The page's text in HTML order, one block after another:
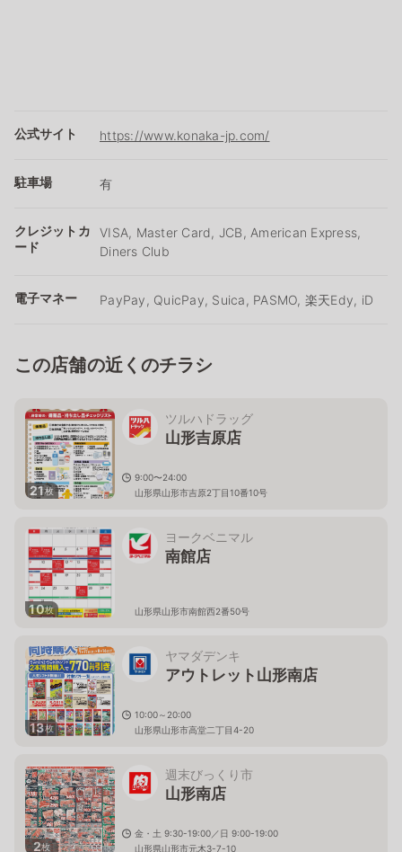
公式サイト https://www.konaka-jp.com/
駐車場 有
クレジットカ
ード
VISA, Master Card, JCB, American Express,
Diners Club
電子マネー PayPay, QuicPay, Suica, PASMO, 楽天Edy, iD
この店舗の近くのチラシ
21枚
ツルハドラッグ
山形吉原店
9:00〜24:00
山形県山形市吉原2丁目10番10号
10枚
ヨークベニマル
南館店
山形県山形市南館西2番50号
13枚
ヤマダデンキ
アウトレット山形南店
10:00～20:00
山形県山形市高堂二丁目4-20
2枚
週末びっくり市
山形南店
金・土 9:30-19:00／日 9:00-19:00
山形県山形市元木3-7-10